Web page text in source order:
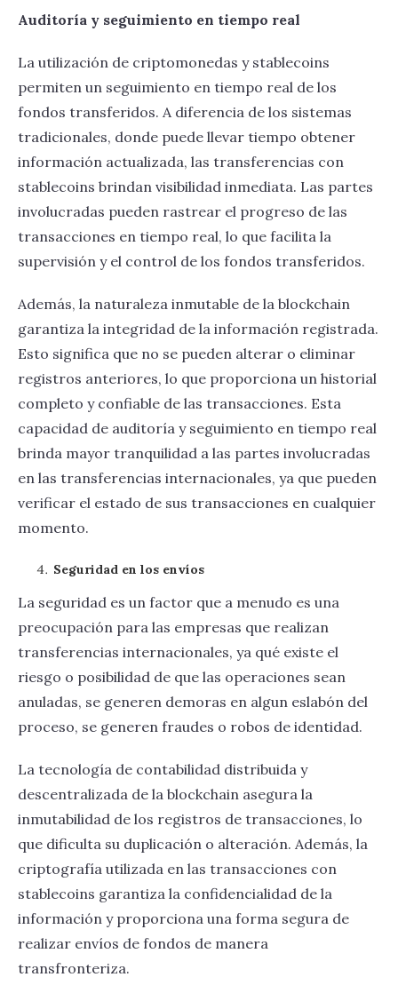
Auditoría y seguimiento en tiempo real
La utilización de criptomonedas y stablecoins
permiten un seguimiento en tiempo real de los
fondos transferidos. A diferencia de los sistemas
tradicionales, donde puede llevar tiempo obtener
información actualizada, las transferencias con
stablecoins brindan visibilidad inmediata. Las partes
involucradas pueden rastrear el progreso de las
transacciones en tiempo real, lo que facilita la
supervisión y el control de los fondos transferidos.
Además, la naturaleza inmutable de la blockchain
garantiza la integridad de la información registrada.
Esto significa que no se pueden alterar o eliminar
registros anteriores, lo que proporciona un historial
completo y confiable de las transacciones. Esta
capacidad de auditoría y seguimiento en tiempo real
brinda mayor tranquilidad a las partes involucradas
en las transferencias internacionales, ya que pueden
verificar el estado de sus transacciones en cualquier
momento.
Seguridad en los envíos
La seguridad es un factor que a menudo es una
preocupación para las empresas que realizan
transferencias internacionales, ya qué existe el
riesgo o posibilidad de que las operaciones sean
anuladas, se generen demoras en algun eslabón del
proceso, se generen fraudes o robos de identidad.
La tecnología de contabilidad distribuida y
descentralizada de la blockchain asegura la
inmutabilidad de los registros de transacciones, lo
que dificulta su duplicación o alteración. Además, la
criptografía utilizada en las transacciones con
stablecoins garantiza la confidencialidad de la
información y proporciona una forma segura de
realizar envíos de fondos de manera
transfronteriza.